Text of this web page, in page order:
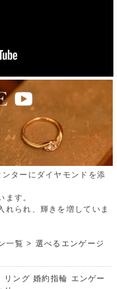
ターにダイヤモンドを添
ます。
れられ、輝きを増していま
一覧 > 選べるエンゲージ
リング 婚約指輪 エンゲー